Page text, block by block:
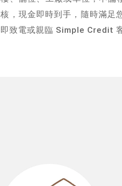
核，現金即時到手，隨時滿足
即致電或親臨 Simple Credit